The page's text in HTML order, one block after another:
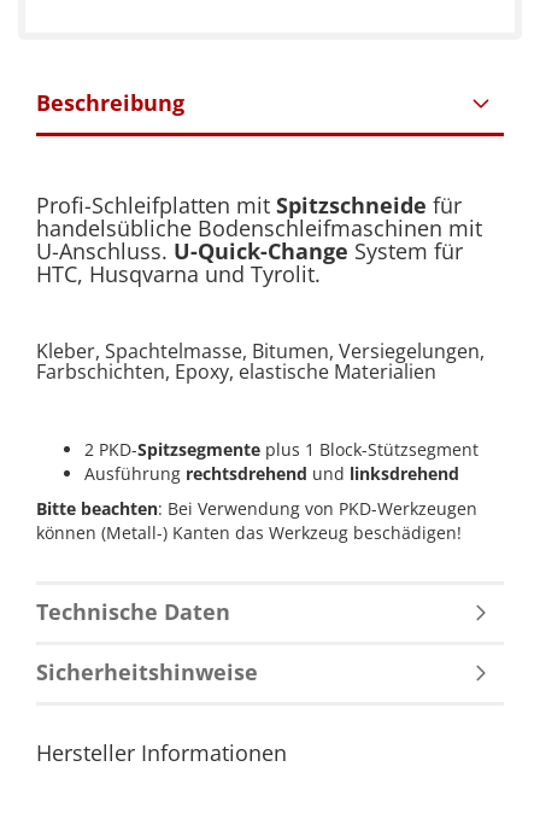
Beschreibung
Profi-Schleifplatten mit Spitzschneide für
handelsübliche Bodenschleifmaschinen mit
U-Anschluss. U-Quick-Change System für
HTC, Husqvarna und Tyrolit.
Kleber, Spachtelmasse, Bitumen, Versiegelungen,
Farbschichten, Epoxy, elastische Materialien
2 PKD-Spitzsegmente plus 1 Block-Stützsegment
Ausführung rechtsdrehend und linksdrehend
Bitte beachten: Bei Verwendung von PKD-Werkzeugen
können (Metall-) Kanten das Werkzeug beschädigen!
Technische Daten
Sicherheitshinweise
Hersteller Informationen